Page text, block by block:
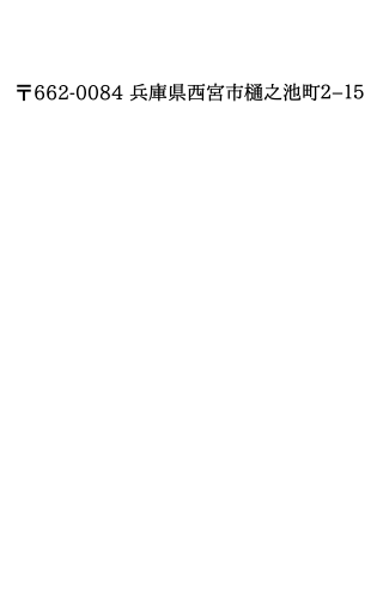
〒662-0084 兵庫県西宮市樋之池町２−１５